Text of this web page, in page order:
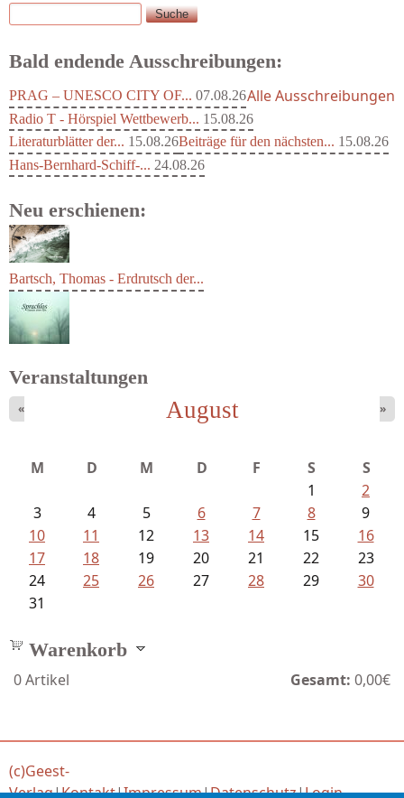
Suchformular
Suche
Bald endende Ausschreibungen:
PRAG – UNESCO CITY OF... 07.08.26
Radio T - Hörspiel Wettbewerb... 15.08.26
Literaturblätter der... 15.08.26Beiträge für den nächsten... 15.08.26
Hans-Bernhard-Schiff-... 24.08.26
Alle Ausschreibungen
Neu erschienen:
Bartsch, Thomas - Erdrutsch der...
Struckmeyer, Ingeborg - Sprachlos...
Veranstaltungen
August
« »
M D M D F S
S
1
2
3
4 5 6 7 8
9
10
11 12 13 14 15
16
17
18 19 20 21 22
23
24
25 26 27 28 29
30
31
Warenkorb
0Artikel Gesamt: 0,00€
(c)Geest-
Verlag|Kontakt|Impressum|Datenschutz|Login